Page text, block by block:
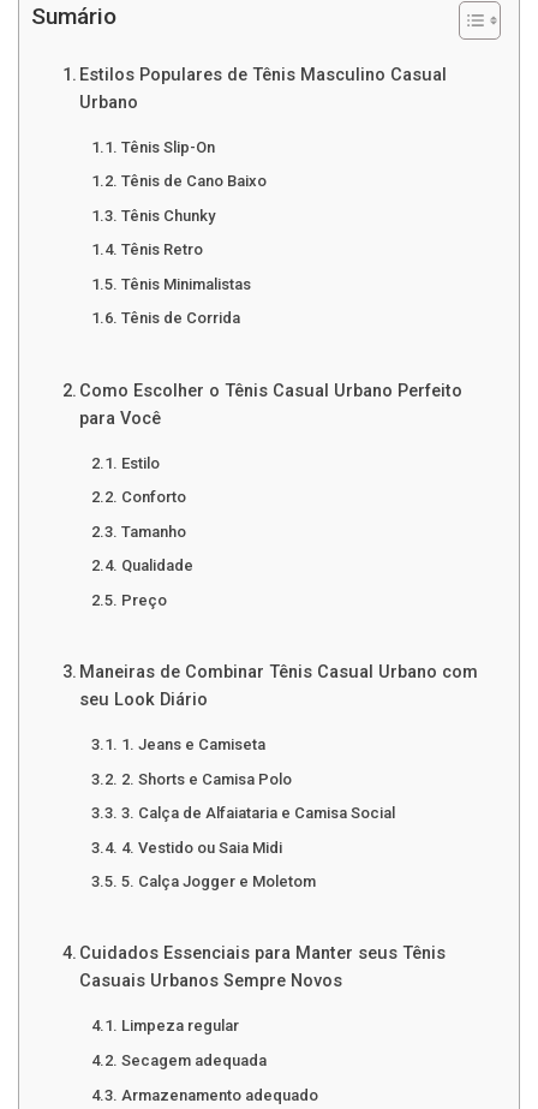
Sumário
Estilos Populares de Tênis Masculino Casual
Urbano
Tênis Slip-On
Tênis de Cano Baixo
Tênis Chunky
Tênis Retro
Tênis Minimalistas
Tênis de Corrida
Como Escolher o Tênis Casual Urbano Perfeito
para Você
Estilo
Conforto
Tamanho
Qualidade
Preço
Maneiras de Combinar Tênis Casual Urbano com
seu Look Diário
1. Jeans e Camiseta
2. Shorts e Camisa Polo
3. Calça de Alfaiataria e Camisa Social
4. Vestido ou Saia Midi
5. Calça Jogger e Moletom
Cuidados Essenciais para Manter seus Tênis
Casuais Urbanos Sempre Novos
Limpeza regular
Secagem adequada
Armazenamento adequado